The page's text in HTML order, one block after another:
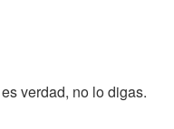
verdad, no lo digas.